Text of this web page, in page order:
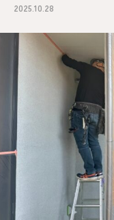
2025.10.28